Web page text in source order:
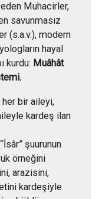
Muhacirler,
savunmasız
(s.a.v.), modern
hayal
kurdu: Muâhât
her bir aileyi,
kardeş ilan
şuurunun
örneğini
arazisini,
kardeşiyle